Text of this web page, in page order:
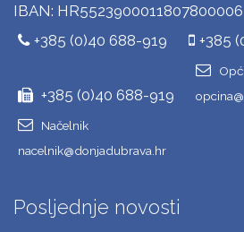
IBAN: HR5523900011807800006
+385 (0)40 688-919
+385
+385 (0)40 688-919
Načelnik
nacelnik@donjadubrava.hr
Posljednje novosti